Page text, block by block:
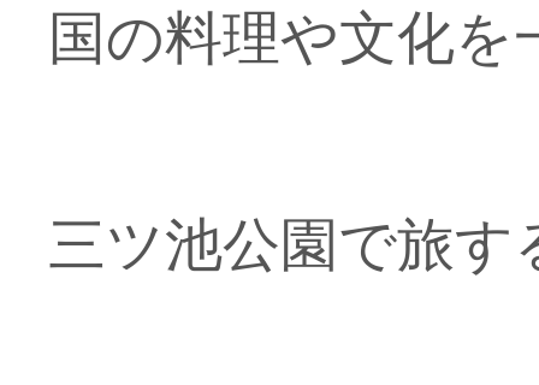
国の料理や文化を
三ツ池公園で旅す